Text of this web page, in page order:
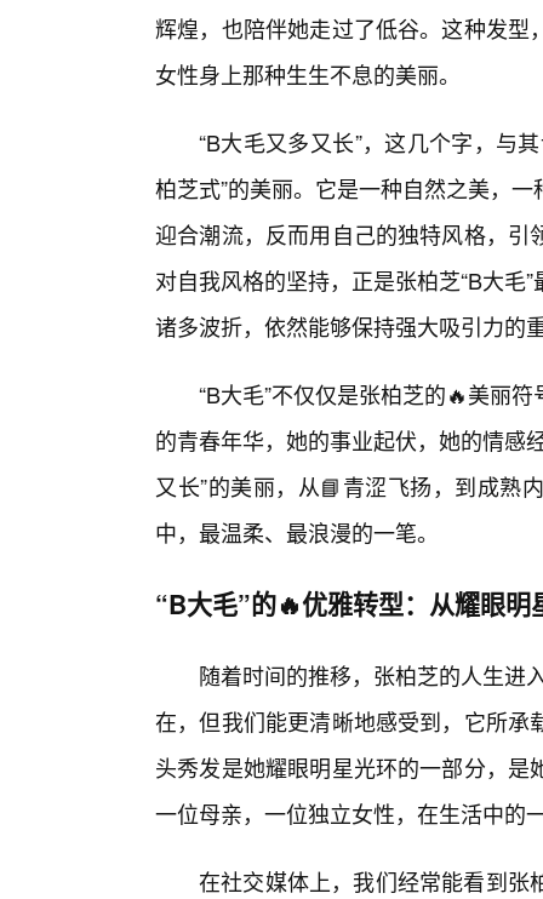
辉煌，也陪伴她走过了低谷。这种发
女性身上那种生生不息的美丽。
“B大毛又多又长”，这几个字，与
柏芝式”的美丽。它是一种自然之美，
迎合潮流，反而用自己的独特风格，
对自我风格的坚持，正是张柏芝“B大毛
诸多波折，依然能够保持强大吸引力的
“B大毛”不仅仅是张柏芝的🔥美丽
的青春年华，她的事业起伏，她的情感
又长”的美丽，从📘青涩飞扬，到成熟
中，最温柔、最浪漫的一笔。
“B大毛”的🔥优雅转型：从耀眼明
随着时间的推移，张柏芝的人生进
在，但我们能更清晰地感受到，它所
头秀发是她耀眼明星光环的一部分，
一位母亲，一位独立女性，在生活中的
在社交媒体上，我们经常能看到张